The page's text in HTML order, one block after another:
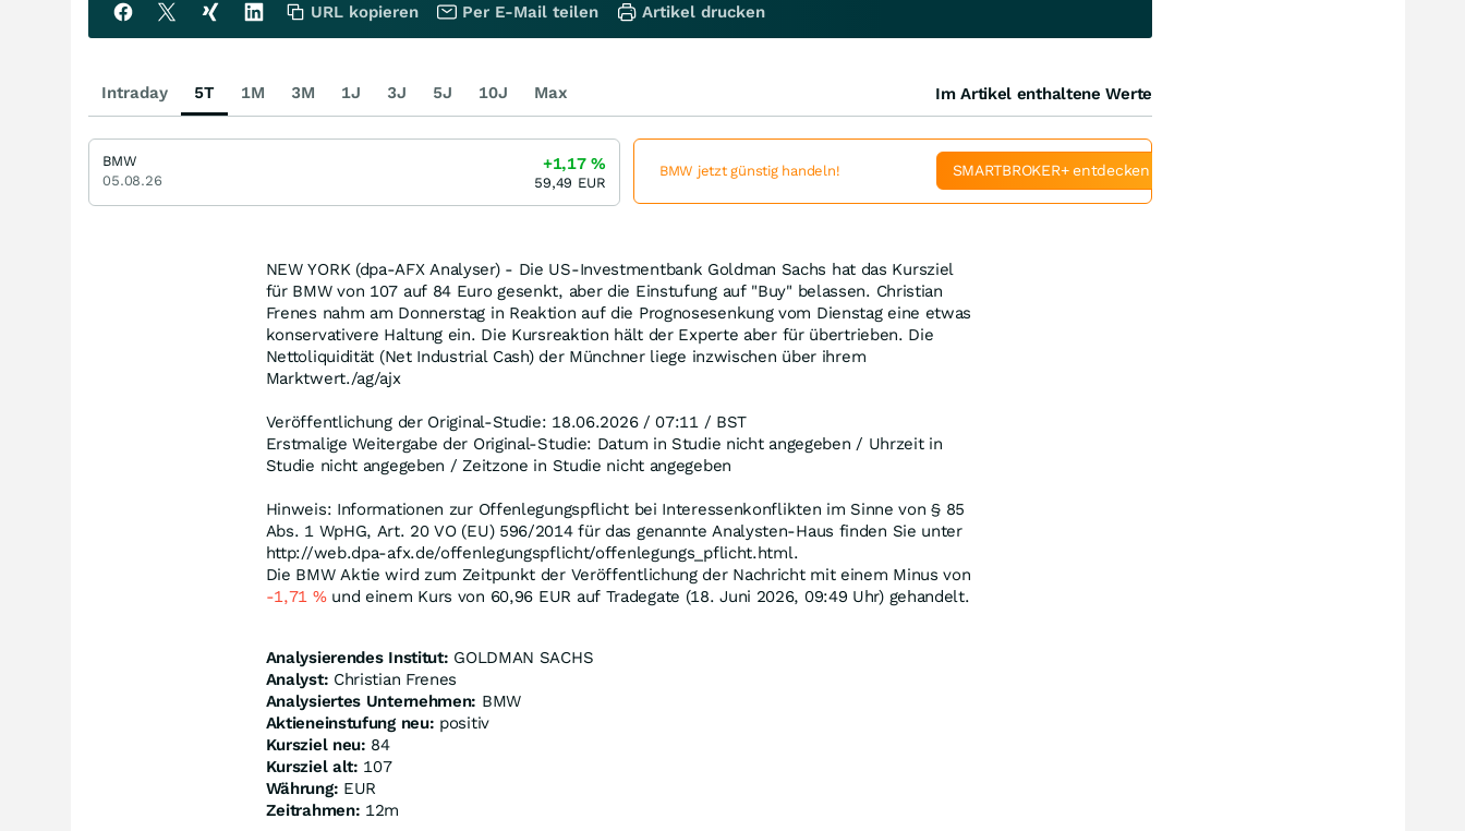
NEW YORK (dpa-AFX Analyser) - Die US-Investmentbank Goldman Sachs hat das Kursziel
für BMW von 107 auf 84 Euro gesenkt, aber die Einstufung auf "Buy" belassen. Christian
Frenes nahm am Donnerstag in Reaktion auf die Prognosesenkung vom Dienstag eine etwas
konservativere Haltung ein. Die Kursreaktion hält der Experte aber für übertrieben. Die
Nettoliquidität (Net Industrial Cash) der Münchner liege inzwischen über ihrem
Marktwert./ag/ajx
Veröffentlichung der Original-Studie: 18.06.2026 / 07:11 / BST
Erstmalige Weitergabe der Original-Studie: Datum in Studie nicht angegeben / Uhrzeit in
Studie nicht angegeben / Zeitzone in Studie nicht angegeben
Hinweis: Informationen zur Offenlegungspflicht bei Interessenkonflikten im Sinne von § 85
Abs. 1 WpHG, Art. 20 VO (EU) 596/2014 für das genannte Analysten-Haus finden Sie unter
http://web.dpa-afx.de/offenlegungspflicht/offenlegungs_pflicht.html.
Die BMW Aktie wird zum Zeitpunkt der Veröffentlichung der Nachricht mit einem Minus von
-1,71 %und einem Kurs von 60,96 EUR auf Tradegate (18. Juni 2026, 09:49 Uhr) gehandelt.
Analysierendes Institut: GOLDMAN SACHS
Analyst: Christian Frenes
Analysiertes Unternehmen: BMW
Aktieneinstufung neu: positiv
Kursziel neu: 84
Kursziel alt: 107
Währung: EUR
Zeitrahmen: 12m
URL kopieren Per E-Mail teilen Artikel drucken
Intraday 5T 1M 3M 1J 3J 5J 10J Max Im Artikel enthaltene Werte
BMW
05.08.26
+1,17%
59,49 EUR
BMW jetzt günstig handeln! SMARTBROKER+ entdecken